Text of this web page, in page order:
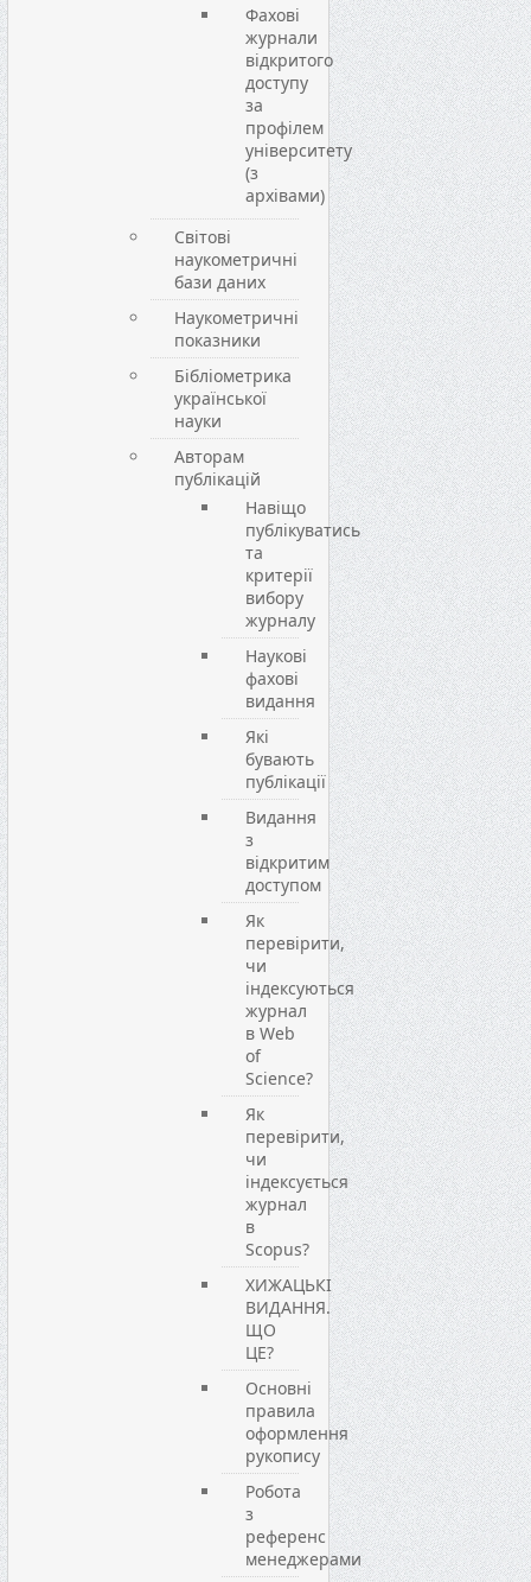
Фахові
журнали
відкритого
доступу
за
профілем
університету
(з
архівами)
Світові
наукометричні
бази даних
Наукометричні
показники
Бібліометрика
української
науки
Авторам
публікацій
Навіщо
публікуватись
та
критерії
вибору
журналу
Наукові
фахові
видання
Які
бувають
публікації
Видання
з
відкритим
доступом
Як
перевірити,
чи
індексуються
журнал
в Web
of
Science?
Як
перевірити,
чи
індексується
журнал
в
Scopus?
ХИЖАЦЬКІ
ВИДАННЯ.
ЩО
ЦЕ?
Основні
правила
оформлення
рукопису
Робота
з
референс
менеджерами